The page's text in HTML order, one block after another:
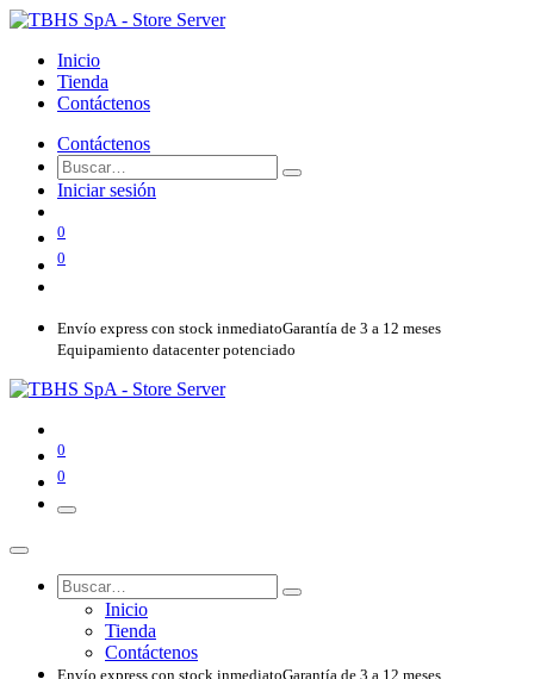
Inicio
Tienda
Contáctenos
Contáctenos
Iniciar sesión
0
0
Envío express con stock inmediatoGarantía de 3 a 12 meses
Equipamiento datacenter potenciado
0
0
Inicio
Tienda
Contáctenos
Envío express con stock inmediatoGarantía de 3 a 12 meses